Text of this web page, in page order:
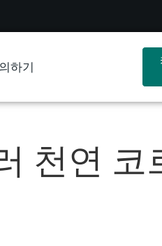
하기
천연 코